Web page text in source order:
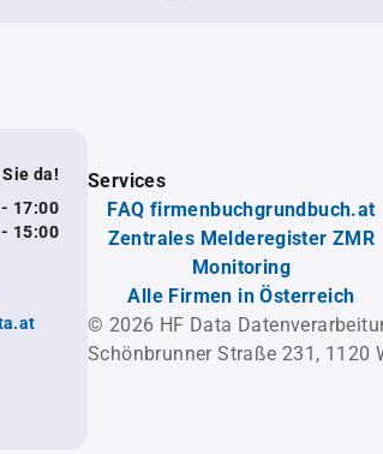
da!
17:00
15:00
Services
FAQ firmenbuchgrundbuch.at
Zentrales Melderegister ZMR
Monitoring
Alle Firmen in Österreich
© 2026 HF Data
Schönbrunner Straße 231, 1120